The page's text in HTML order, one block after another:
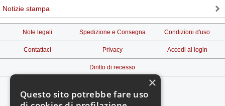
Notizie stampa
Note legali Spedizione e Consegna Condizioni d'uso
Contattaci Privacy Accedi al login
Diritto di recesso
Questo sito potrebbe fare uso
×